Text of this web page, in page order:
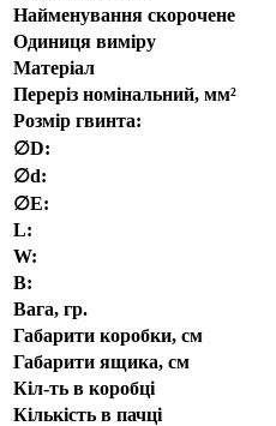
Найменування скорочене
Одиниця виміру
Матеріал
Переріз номінальний, мм²
Розмір гвинта:
∅D:
∅d:
∅E:
L:
W:
В:
Вага, гр.
Габарити коробки, см
Габарити ящика, см
Кіл-ть в коробці
Кількість в пачці